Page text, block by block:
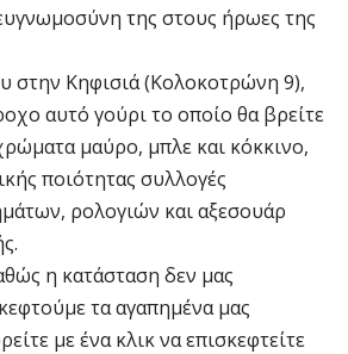
της στους ήρωες της
στην Κηφισιά (Κολοκοτρώνη 9),
αυτό γούρι το οποίο θα βρείτε
μαύρο, μπλε και κόκκινο,
ποιότητας συλλογές
ρολογιών και αξεσουάρ
η κατάσταση δεν μας
τα αγαπημένα μας
με ένα κλικ να επισκεφτείτε